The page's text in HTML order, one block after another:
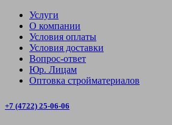
Услуги
О компании
Условия оплаты
Условия доставки
Вопрос-ответ
Юр. Лицам
Оптовка стройматериалов
+7 (4722) 25-06-06